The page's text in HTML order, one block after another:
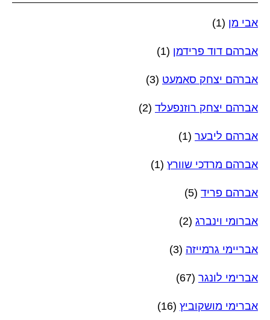
אבי מן (1)
אברהם דוד פרידמן (1)
אברהם יצחק סאמעט (3)
אברהם יצחק רוזנפעלד (2)
אברהם ליבער (1)
אברהם מרדכי שוורץ (1)
אברהם פריד (5)
אברומי וינברג (2)
אבריימי גרמייזה (3)
אברימי לונגר (67)
אברימי מושקוביץ (16)